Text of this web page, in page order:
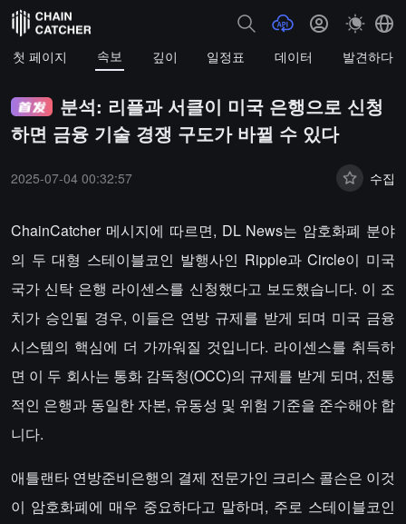
첫 페이지 속보 깊이 일정표 데이터 발견하다
분석: 리플과 서클이 미국 은행으로 신청
하면 금융 기술 경쟁 구도가 바뀔 수 있다
2025-07-04 00:32:57 수집
ChainCatcher 메시지에 따르면, DL News는 암호화폐 분야
의 두 대형 스테이블코인 발행사인 Ripple과 Circle이 미국
국가 신탁 은행 라이센스를 신청했다고 보도했습니다. 이 조
치가 승인될 경우, 이들은 연방 규제를 받게 되며 미국 금융
시스템의 핵심에 더 가까워질 것입니다. 라이센스를 취득하
면 이 두 회사는 통화 감독청(OCC)의 규제를 받게 되며, 전통
적인 은행과 동일한 자본, 유동성 및 위험 기준을 준수해야 합
니다.
애틀랜타 연방준비은행의 결제 전문가인 크리스 콜슨은 이것
이 암호화폐에 매우 중요하다고 말하며, 주로 스테이블코인